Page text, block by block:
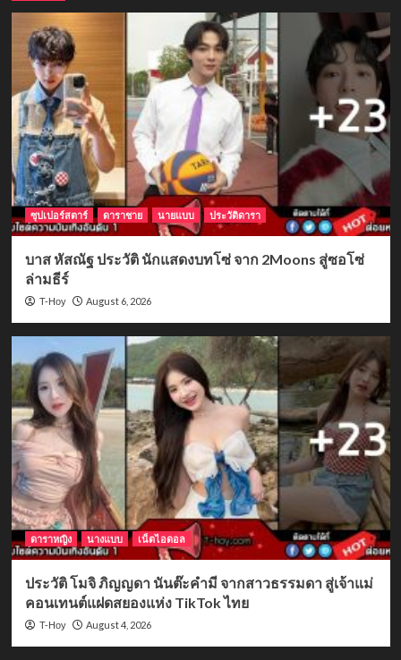
ซุปเปอร์สตาร์ ดาราชาย นายแบบ ประวัติดารา
บาส หัสณัฐ ประวัติ นักแสดงบทโซ่ จาก 2Moons สู่ซอโซ่
ล่ามธีร์
T-Hoy August 6, 2026
ดาราหญิง นางแบบ เน็ตไอดอล
ประวัติ โมจิ ภิญญดา นันต๊ะคำมี จากสาวธรรมดา สู่เจ้าแม่
คอนเทนต์แฝดสยองแห่ง TikTok ไทย
T-Hoy August 4, 2026